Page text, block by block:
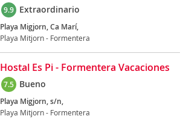
9.9 Extraordinario
Playa Migjorn, Ca Marí,
Playa Mitjorn - Formentera
Hostal Es Pi - Formentera Vacaciones
7.5 Bueno
Playa Migjorn, s/n,
Playa Mitjorn - Formentera